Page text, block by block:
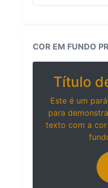
COR EM FUNDO
Título
Este é um
para
texto com a